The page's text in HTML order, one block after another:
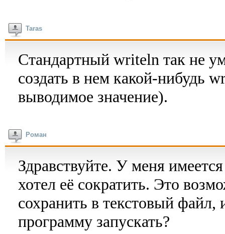
Taras
Стандартный writeln так не
создать в нем какой-нибудь
выводимое значение).
Роман
Здравствуйте. У меня
хотел её сократить. Это
сохранить в текстовый
программу запускать?